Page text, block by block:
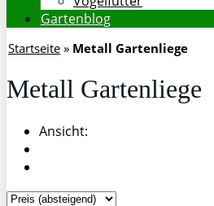
Gartenblog
Startseite » Metall Gartenliege
Metall Gartenliege
Ansicht: